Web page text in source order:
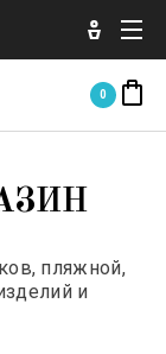
0
пляжной,
и